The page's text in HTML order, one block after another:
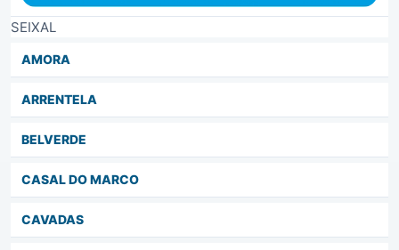
SEIXAL
AMORA
ARRENTELA
BELVERDE
CASAL DO MARCO
CAVADAS